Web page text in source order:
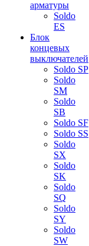
арматуры
Soldo
ES
Блок
концевых
выключателей
Soldo SP
Soldo
SM
Soldo
SB
Soldo SF
Soldo SS
Soldo
SX
Soldo
SK
Soldo
SQ
Soldo
SY
Soldo
SW